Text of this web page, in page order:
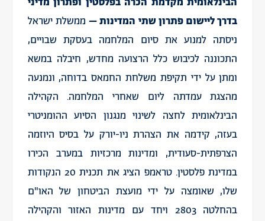
בדרך ליישום פתרון שתי המדינות –ממשלת ישראל
ניסתה למנוע את סיום המלחמה בעסקת שבויים,
התכוננה לכיבוש כלל הרצועה מחדש, חיבלה במשא
ומתן על ידי תקיפת משלחת החמאס בדוחה, ונמנעה
מהצגת עמדתה ליום שאחרי המלחמה. הקהילה
הבינלאומית לחצה לשינוי מנגנון הסיוע ההומניטרי
בעזה, קידמה את הצהרת ניו-יורק על בסיס היוזמה
הצרפתית-סעודית, ומדינות מרכזיות במערב הכירו
במדינת פלסטין. טראמפ הציג את תכנית 20 הנקודות
שלו, שאומצה על ידי מועצת הביטחון של האו"ם
בהחלטה 2803 ויחד עם מדינות האזור והקהילה